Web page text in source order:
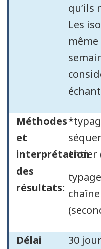
qu’ils
Les
Méthodes
et
interprétation
des
résultats:
entier
typage
Délai
30